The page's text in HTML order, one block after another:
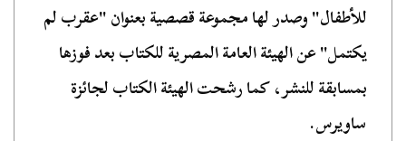
للأطفال" وصدر لها مجموعة قصصية بعنوان "عقرب لم
يكتمل" عن الهيئة العامة المصرية للكتاب بعد فوزها
بمسابقة للنشر، كما رشحت الهيئة الكتاب لجائزة
ساويرس.